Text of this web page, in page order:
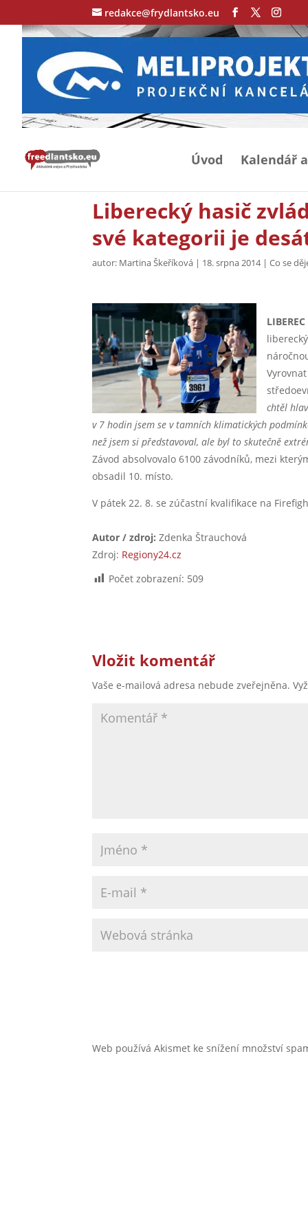
redakce@frydlantsko.eu
Úvod Kalendář
Liberecký hasič
své kategorii je
autor: Martina Škeříková | 18. srpna 2014|Co se
chtěl
v 7 hodin jsem se v tamních klimatických
než jsem si představoval, ale byl to skutečně
Závod absolvovalo 6100 závodníků, mezi
obsadil 10. místo.
V pátek 22. 8. se zúčastní kvalifikace na
Autor / zdroj: Zdenka Štrauchová
Zdroj: Regiony24.cz
Počet zobrazení: 509
Vložit komentář
Vaše e-mailová adresa nebude zveřejněna.
Web používá Akismet ke snížení množství